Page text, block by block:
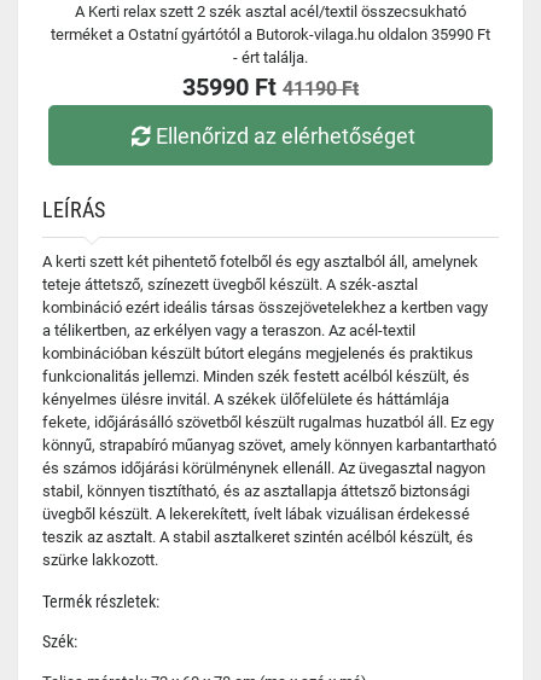
A Kerti relax szett 2 szék asztal acél/textil összecsukható
terméket a Ostatní gyártótól a Butorok-vilaga.hu oldalon 35990 Ft
- ért találja.
35990 Ft 41190 Ft
Ellenőrizd az elérhetőséget
LEÍRÁS
A kerti szett két pihentető fotelből és egy asztalból áll, amelynek
teteje áttetsző, színezett üvegből készült. A szék-asztal
kombináció ezért ideális társas összejövetelekhez a kertben vagy
a télikertben, az erkélyen vagy a teraszon. Az acél-textil
kombinációban készült bútort elegáns megjelenés és praktikus
funkcionalitás jellemzi. Minden szék festett acélból készült, és
kényelmes ülésre invitál. A székek ülőfelülete és háttámlája
fekete, időjárásálló szövetből készült rugalmas huzatból áll. Ez egy
könnyű, strapabíró műanyag szövet, amely könnyen karbantartható
és számos időjárási körülménynek ellenáll. Az üvegasztal nagyon
stabil, könnyen tisztítható, és az asztallapja áttetsző biztonsági
üvegből készült. A lekerekített, ívelt lábak vizuálisan érdekessé
teszik az asztalt. A stabil asztalkeret szintén acélból készült, és
szürke lakkozott.
Termék részletek:
Szék: